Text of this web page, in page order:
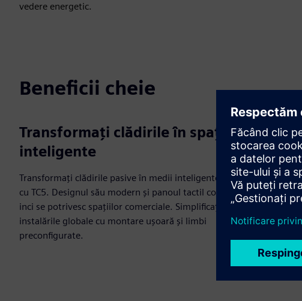
vedere energetic.
Beneficii cheie
Transformați clădirile în spații
inteligente
Transformați clădirile pasive în medii inteligente, adaptive
cu TC5. Designul său modern și panoul tactil color de 5
inci se potrivesc spațiilor comerciale. Simplificați
instalările globale cu montare ușoară și limbi
preconfigurate.
și